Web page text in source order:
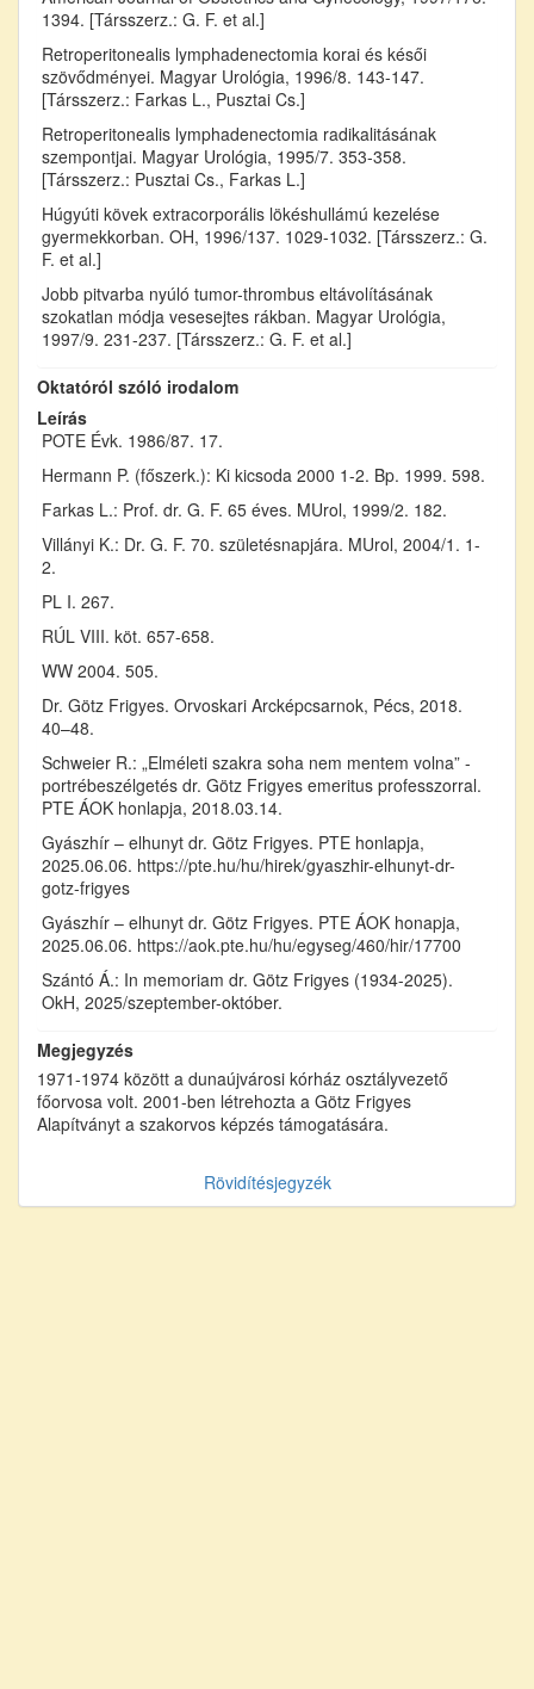
1394. [Társszerz.: G. F. et al.]
Retroperitonealis lymphadenectomia korai és késői
szövődményei. Magyar Urológia, 1996/8. 143-147.
[Társszerz.: Farkas L., Pusztai Cs.]
Retroperitonealis lymphadenectomia radikalitásának
szempontjai. Magyar Urológia, 1995/7. 353-358.
[Társszerz.: Pusztai Cs., Farkas L.]
Húgyúti kövek extracorporális lökéshullámú kezelése
gyermekkorban. OH, 1996/137. 1029-1032. [Társszerz.: G.
F. et al.]
Jobb pitvarba nyúló tumor-thrombus eltávolításának
szokatlan módja vesesejtes rákban. Magyar Urológia,
1997/9. 231-237. [Társszerz.: G. F. et al.]
Oktatóról szóló irodalom
Leírás
POTE Évk. 1986/87. 17.
Hermann P. (főszerk.): Ki kicsoda 2000 1-2. Bp. 1999. 598.
Farkas L.: Prof. dr. G. F. 65 éves. MUrol, 1999/2. 182.
Villányi K.: Dr. G. F. 70. születésnapjára. MUrol, 2004/1. 1-
2.
PL I. 267.
RÚL VIII. köt. 657-658.
WW 2004. 505.
Dr. Götz Frigyes. Orvoskari Arcképcsarnok, Pécs, 2018.
40–48.
Schweier R.: „Elméleti szakra soha nem mentem volna” -
portrébeszélgetés dr. Götz Frigyes emeritus professzorral.
PTE ÁOK honlapja, 2018.03.14.
Gyászhír – elhunyt dr. Götz Frigyes. PTE honlapja,
2025.06.06. https://pte.hu/hu/hirek/gyaszhir-elhunyt-dr-
gotz-frigyes
Gyászhír – elhunyt dr. Götz Frigyes. PTE ÁOK honapja,
2025.06.06. https://aok.pte.hu/hu/egyseg/460/hir/17700
Szántó Á.: In memoriam dr. Götz Frigyes (1934-2025).
OkH, 2025/szeptember-október.
Megjegyzés
1971-1974 között a dunaújvárosi kórház osztályvezető
főorvosa volt. 2001-ben létrehozta a Götz Frigyes
Alapítványt a szakorvos képzés támogatására.
Rövidítésjegyzék